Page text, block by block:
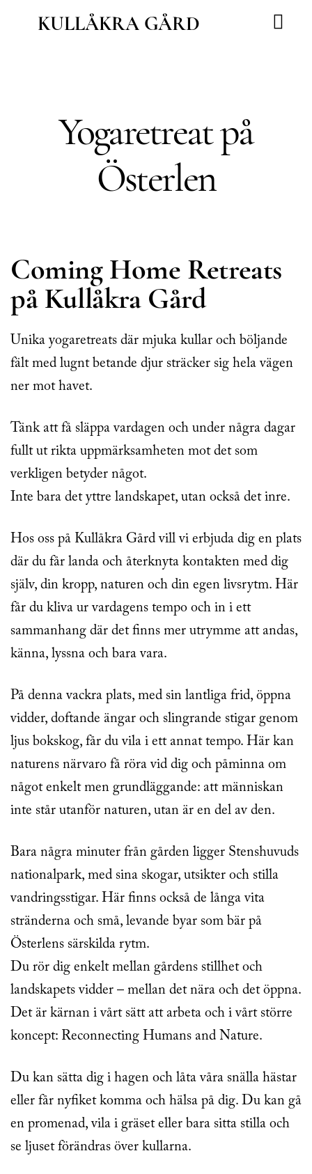
KULLÅKRA GÅRD
Yogaretreat på
Österlen
Coming Home Retreats
på Kullåkra Gård
Unika yogaretreats där mjuka kullar och böljande
fält med lugnt betande djur sträcker sig hela vägen
ner mot havet.
Tänk att få släppa vardagen och under några dagar
fullt ut rikta uppmärksamheten mot det som
verkligen betyder något.
Inte bara det yttre landskapet, utan också det inre.
Hos oss på Kullåkra Gård vill vi erbjuda dig en plats
där du får landa och återknyta kontakten med dig
själv, din kropp, naturen och din egen livsrytm. Här
får du kliva ur vardagens tempo och in i ett
sammanhang där det finns mer utrymme att andas,
känna, lyssna och bara vara.
På denna vackra plats, med sin lantliga frid, öppna
vidder, doftande ängar och slingrande stigar genom
ljus bokskog, får du vila i ett annat tempo. Här kan
naturens närvaro få röra vid dig och påminna om
något enkelt men grundläggande: att människan
inte står utanför naturen, utan är en del av den.
Bara några minuter från gården ligger Stenshuvuds
nationalpark, med sina skogar, utsikter och stilla
vandringsstigar. Här finns också de långa vita
stränderna och små, levande byar som bär på
Österlens särskilda rytm.
Du rör dig enkelt mellan gårdens stillhet och
landskapets vidder – mellan det nära och det öppna.
Det är kärnan i vårt sätt att arbeta och i vårt större
koncept: Reconnecting Humans and Nature.
Du kan sätta dig i hagen och låta våra snälla hästar
eller får nyfiket komma och hälsa på dig. Du kan gå
en promenad, vila i gräset eller bara sitta stilla och
se ljuset förändras över kullarna.